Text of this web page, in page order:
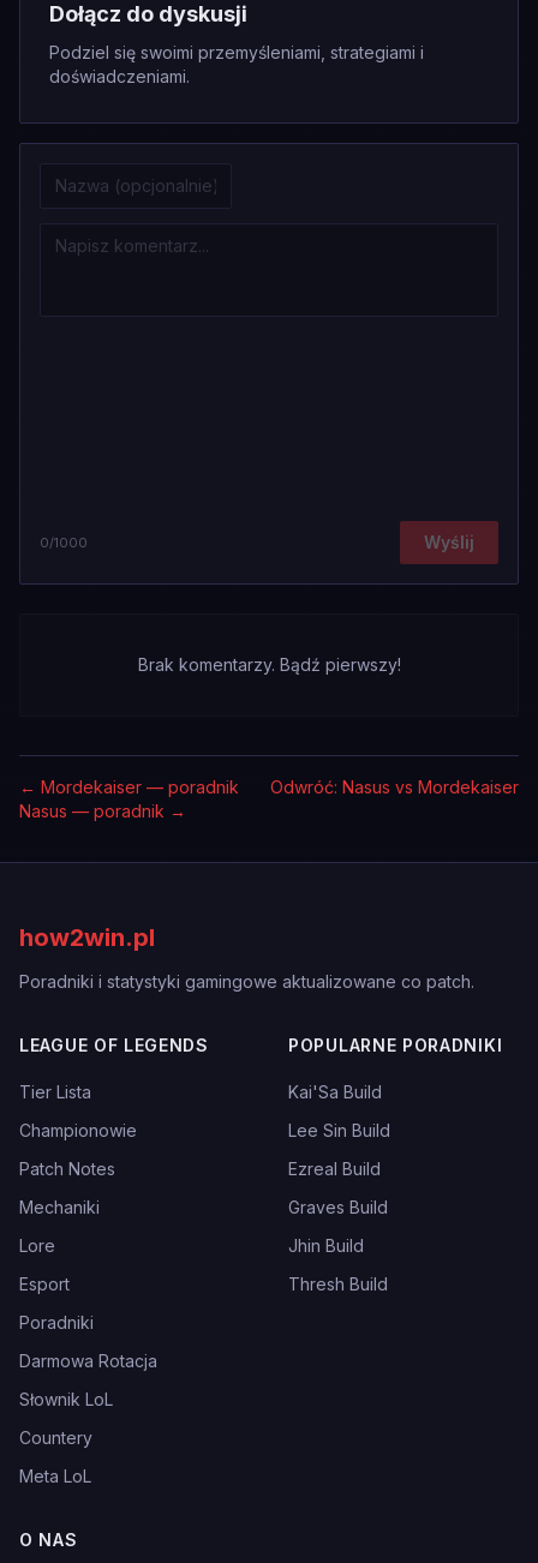
Dołącz do dyskusji
Podziel się swoimi przemyśleniami, strategiami i
doświadczeniami.
0/1000 Wyślij
Brak komentarzy. Bądź pierwszy!
← Mordekaiser — poradnik
Odwróć: Nasus vs Mordekaiser
Nasus — poradnik →
how2win.pl
Poradniki i statystyki gamingowe aktualizowane co patch.
LEAGUE OF LEGENDS
Tier Lista
Championowie
Patch Notes
Mechaniki
Lore
Esport
Poradniki
Darmowa Rotacja
Słownik LoL
Countery
Meta LoL
POPULARNE PORADNIKI
Kai'Sa Build
Lee Sin Build
Ezreal Build
Graves Build
Jhin Build
Thresh Build
O NAS